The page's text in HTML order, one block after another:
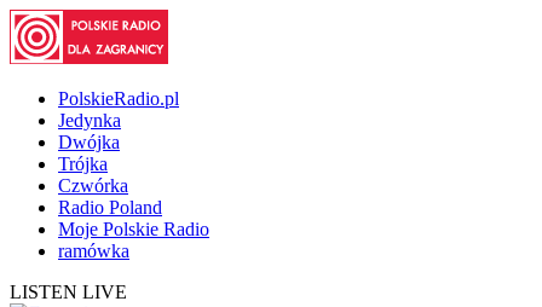
PolskieRadio.pl
Jedynka
Dwójka
Trójka
Czwórka
Radio Poland
Moje Polskie Radio
ramówka
LISTEN LIVE